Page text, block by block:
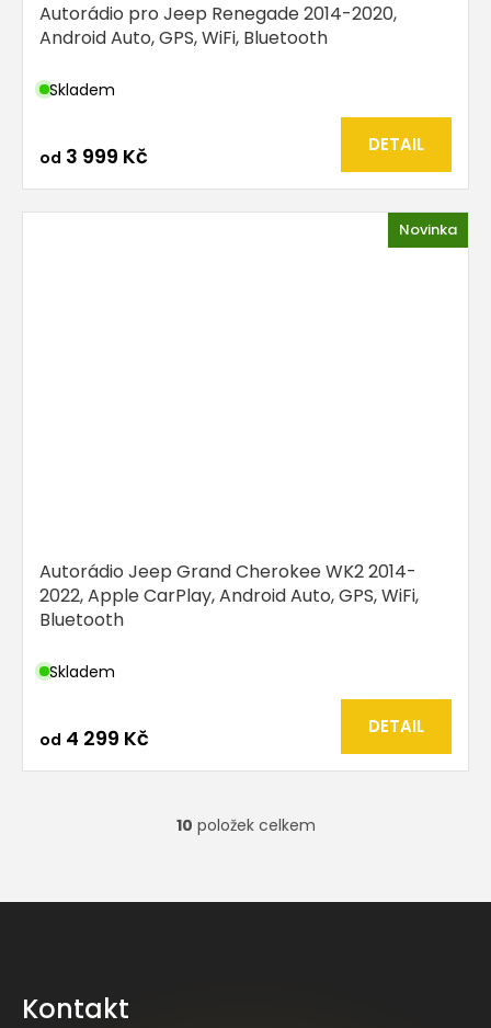
Autorádio pro Jeep Renegade 2014-2020,
Android Auto, GPS, WiFi, Bluetooth
Skladem
od 3 999 Kč DETAIL
Novinka
Autorádio Jeep Grand Cherokee WK2 2014-
2022, Apple CarPlay, Android Auto, GPS, WiFi,
Bluetooth
Skladem
od 4 299 Kč DETAIL
O
á
10 položek celkem
Z
Kontakt